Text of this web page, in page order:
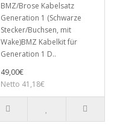
BMZ/Brose Kabelsatz
Generation 1 (Schwarze
Stecker/Buchsen, mit
Wake)BMZ Kabelkit für
Generation 1 D..
49,00€
Netto 41,18€